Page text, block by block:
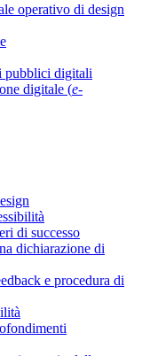
operativo di design
pubblici digitali
digitale (e-
di successo
dichiarazione di
e procedura di